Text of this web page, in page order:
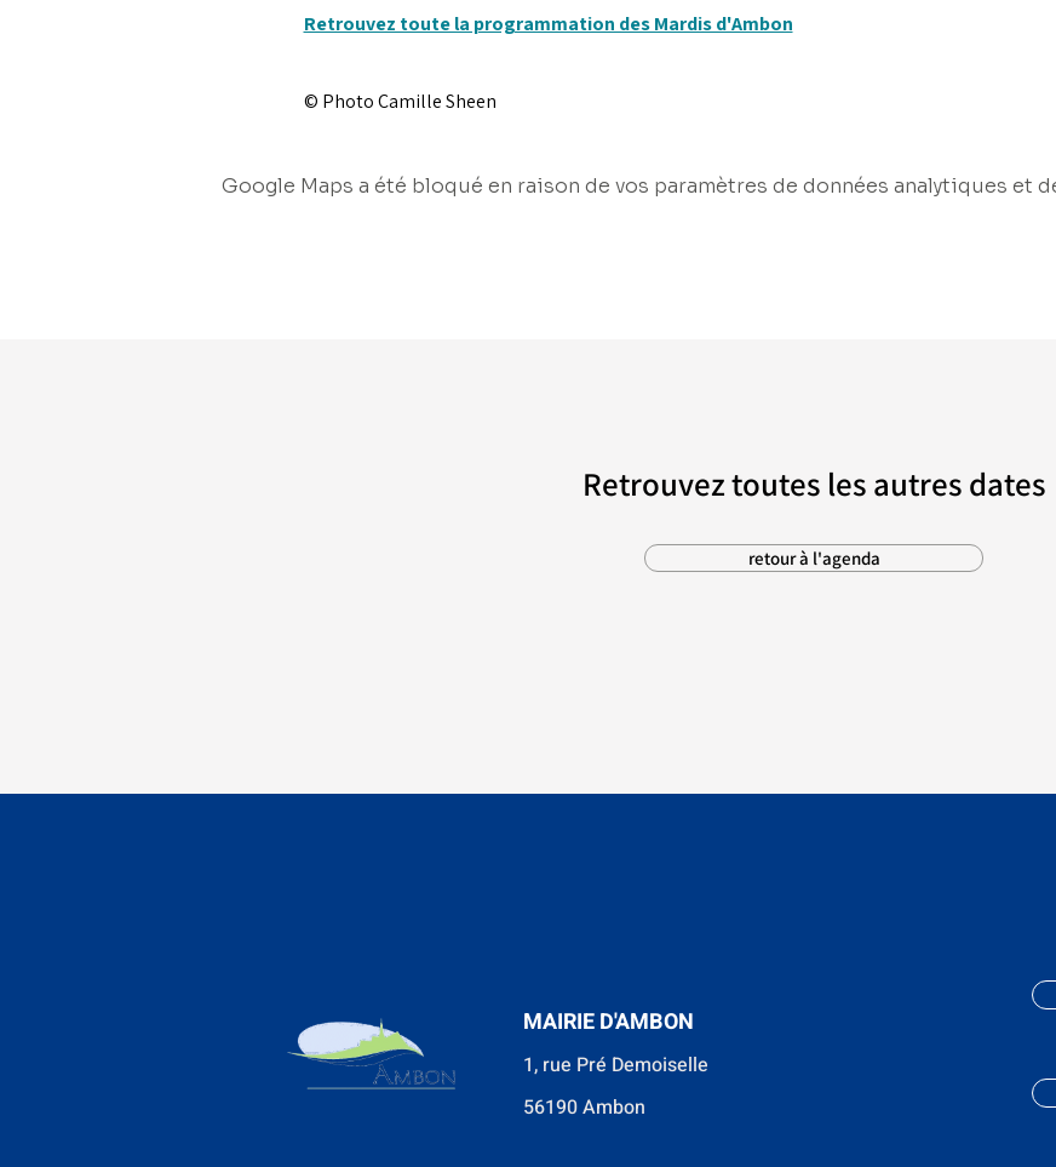
Retrouvez toute la programmation des Mardis d'Ambon
© Photo Camille Sheen
Google Maps a été bloqué en raison de vos paramètres de données analytiques et
Retrouvez toutes les autres dates
retour à l'agenda
MAIRIE D'AMBON
1, rue Pré Demoiselle
56190 Ambon